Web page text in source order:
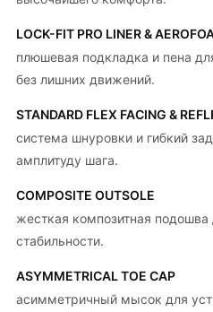
LOCK-FIT PRO LINER &
плюшевая подкладка и пена
без лишних движений.
STANDARD FLEX FACING &
система шнуровки и гибкий
амплитуду шага.
COMPOSITE OUTSOLE
жесткая композитная подошва
стабильности.
ASYMMETRICAL TOE CAP
асимметричный мысок для